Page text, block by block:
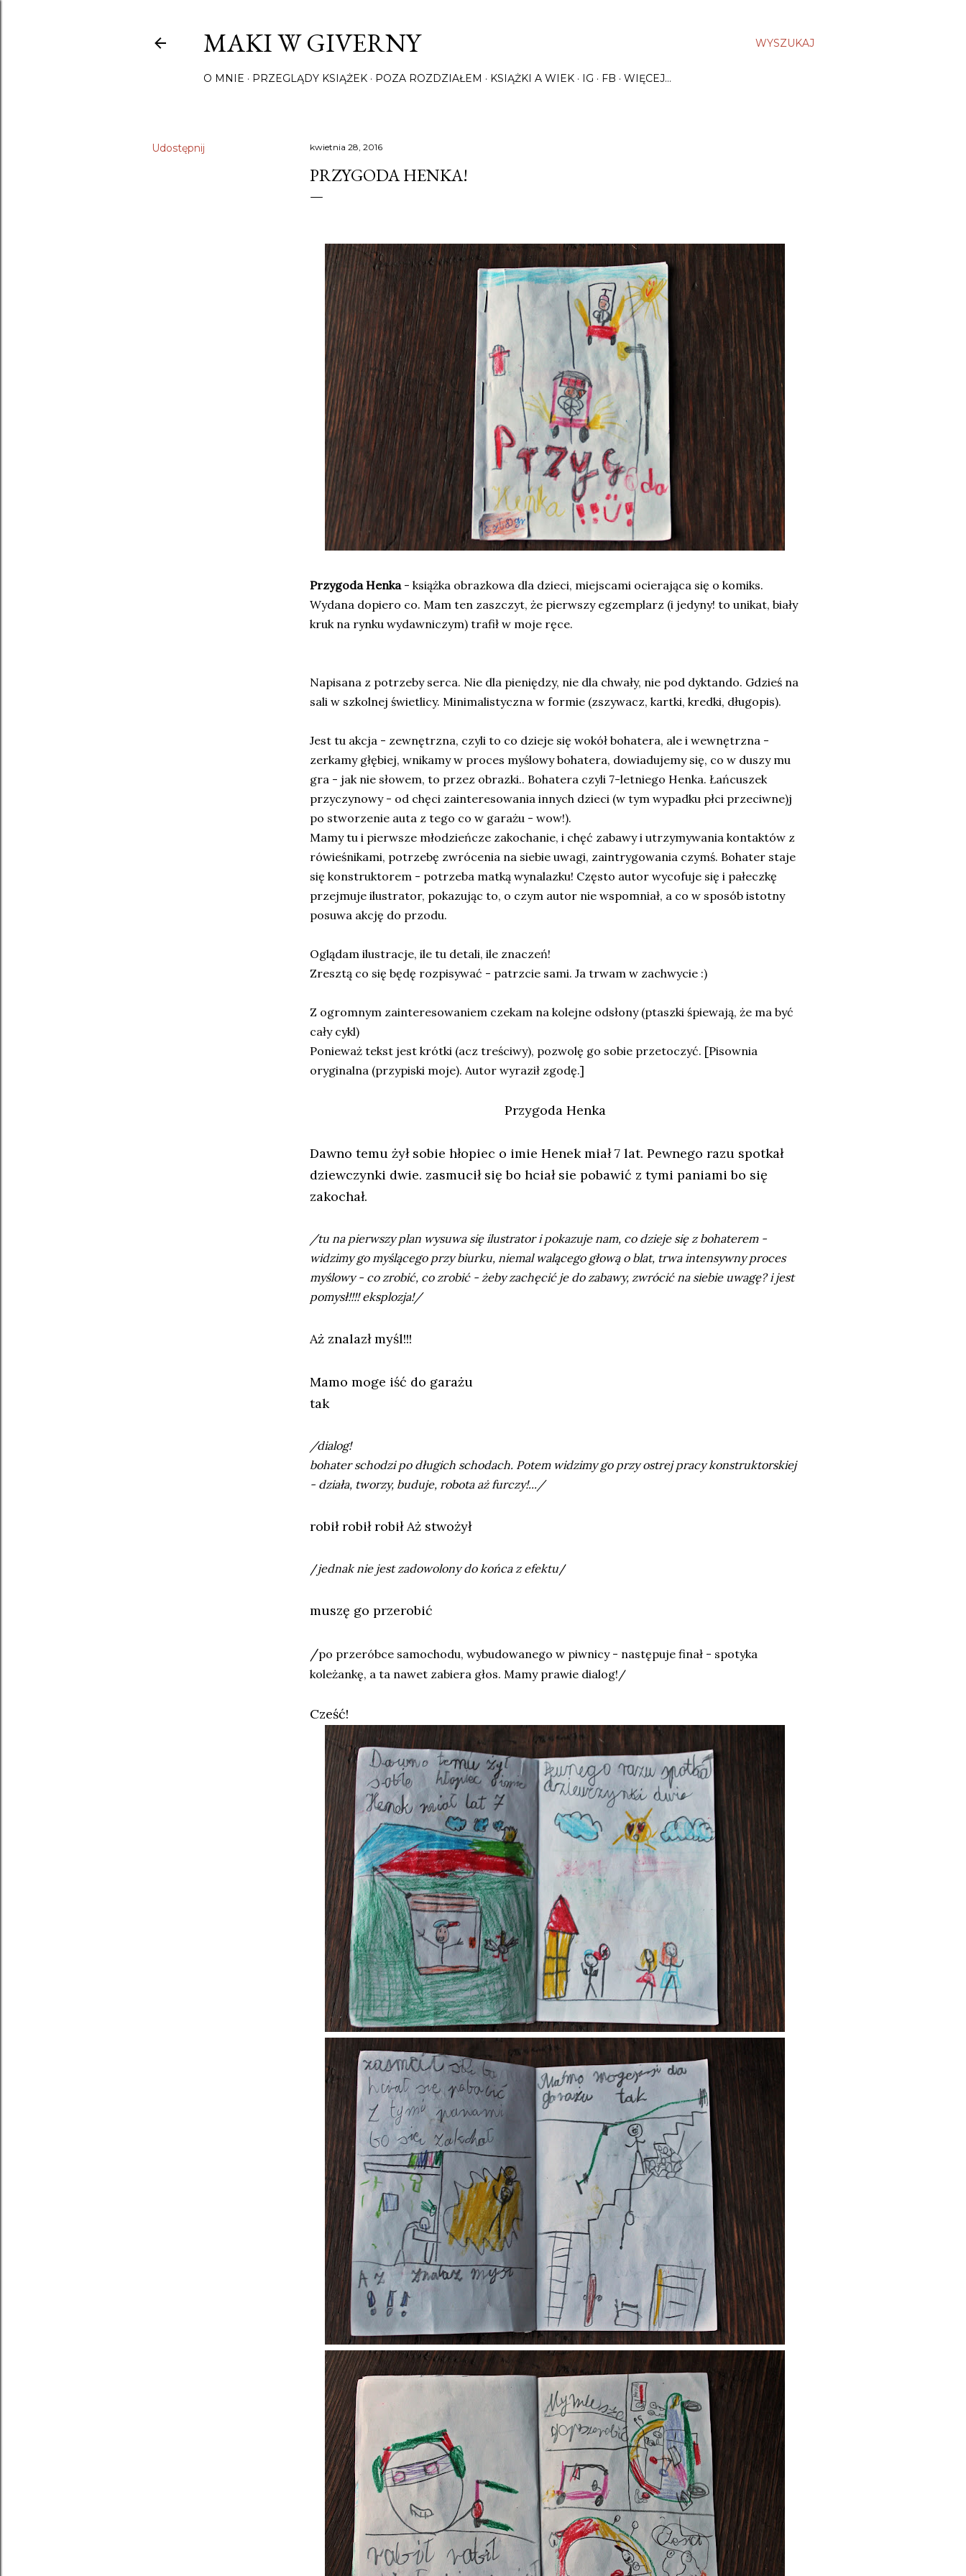
WYSZUKAJ
MAKI W GIVERNY
O MNIE PRZEGLĄDY KSIĄŻEK POZA ROZDZIAŁEM KSIĄŻKI A WIEK IG FB WIĘCEJ…
Udostępnij kwietnia 28, 2016
PRZYGODA HENKA!
Przygoda Henka- książka obrazkowa dla dzieci, miejscami ocierająca się o komiks.
Wydana dopiero co. Mam ten zaszczyt, że pierwszy egzemplarz (i jedyny! to unikat, biały
kruk na rynku wydawniczym) trafił w moje ręce.
Napisana z potrzeby serca. Nie dla pieniędzy, nie dla chwały, nie pod dyktando. Gdzieś na
sali w szkolnej świetlicy. Minimalistyczna w formie (zszywacz, kartki, kredki, długopis).
Jest tu akcja - zewnętrzna, czyli to co dzieje się wokół bohatera, ale i wewnętrzna -
zerkamy głębiej, wnikamy w proces myślowy bohatera, dowiadujemy się, co w duszy mu
gra - jak nie słowem, to przez obrazki.. Bohatera czyli 7-letniego Henka. Łańcuszek
przyczynowy - od chęci zainteresowania innych dzieci (w tym wypadku płci przeciwne)j
po stworzenie auta z tego co w garażu - wow!).
Mamy tu i pierwsze młodzieńcze zakochanie, i chęć zabawy i utrzymywania kontaktów z
rówieśnikami, potrzebę zwrócenia na siebie uwagi, zaintrygowania czymś. Bohater staje
się konstruktorem - potrzeba matką wynalazku! Często autor wycofuje się i pałeczkę
przejmuje ilustrator, pokazując to, o czym autor nie wspomniał, a co w sposób istotny
posuwa akcję do przodu.
Oglądam ilustracje, ile tu detali, ile znaczeń!
Zresztą co się będę rozpisywać - patrzcie sami. Ja trwam w zachwycie :)
Z ogromnym zainteresowaniem czekam na kolejne odsłony (ptaszki śpiewają, że ma być
cały cykl)
Ponieważ tekst jest krótki (acz treściwy), pozwolę go sobie przetoczyć. [Pisownia
oryginalna (przypiski moje). Autor wyraził zgodę.]
Przygoda Henka
Dawno temu żył sobie hłopiec o imie Henek miał 7 lat. Pewnego razu spotkał
dziewczynki dwie. zasmucił się bo hciał sie pobawić z tymi paniami bo się
zakochał.
/tu na pierwszy plan wysuwa się ilustrator i pokazuje nam, co dzieje się z bohaterem -
widzimy go myślącego przy biurku, niemal walącego głową o blat, trwa intensywny proces
myślowy - co zrobić, co zrobić - żeby zachęcić je do zabawy, zwrócić na siebie uwagę? i jest
pomysł!!!! eksplozja!/
Aż znalazł myśl!!!
Mamo moge iść do garażu
tak
/dialog!
bohater schodzi po długich schodach. Potem widzimy go przy ostrej pracy konstruktorskiej
- działa, tworzy, buduje, robota aż furczy!.../
robił robił robił Aż stwożył
/jednak nie jest zadowolony do końca z efektu/
muszę go przerobić
/po przeróbce samochodu, wybudowanego w piwnicy - następuje finał - spotyka
koleżankę, a ta nawet zabiera głos. Mamy prawie dialog!/
Cześć!